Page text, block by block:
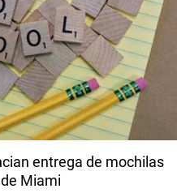
entrega de mochilas
Miami